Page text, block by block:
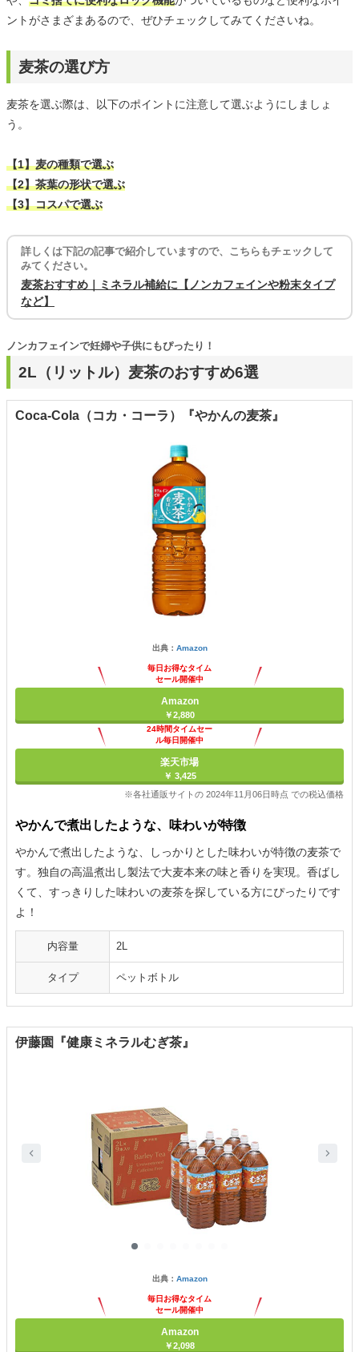
ントがさまざまあるので、ぜひチェックしてみてくださいね。
麦茶の選び方
麦茶を選ぶ際は、以下のポイントに注意して選ぶようにしましょ
う。
【1】麦の種類で選ぶ
【2】茶葉の形状で選ぶ
【3】コスパで選ぶ
詳しくは下記の記事で紹介していますので、こちらもチェックして
みてください。
麦茶おすすめ｜ミネラル補給に【ノンカフェインや粉末タイプ
など】
2L（リットル）麦茶のおすすめ6選
ノンカフェインで妊婦や子供にもぴったり！
Coca-Cola（コカ・コーラ）『やかんの麦茶』
出典： Amazon
毎日お得なタイム
セール開催中
Amazon
￥2,880
24時間タイムセー
ル毎日開催中
楽天市場
￥ 3,425
※各社通販サイトの 2024年11月06日時点 での税込価格
やかんで煮出したような、味わいが特徴
やかんで煮出したような、しっかりとした味わいが特徴の麦茶で
す。独自の高温煮出し製法で大麦本来の味と香りを実現。香ばし
くて、すっきりした味わいの麦茶を探している方にぴったりです
よ！
内容量 2L
タイプ ペットボトル
伊藤園『健康ミネラルむぎ茶』
出典： Amazon
毎日お得なタイム
セール開催中
Amazon
￥2,098